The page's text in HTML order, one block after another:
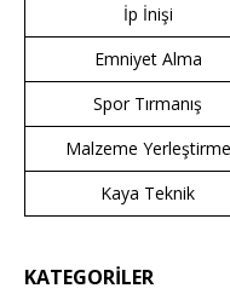
İp İnişi
Emniyet Alma
Spor Tırmanış
Malzeme Yerleştirme
Kaya Teknik
KATEGORİLER